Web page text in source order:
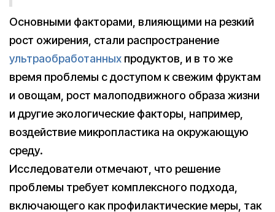
Основными факторами, влияющими на резкий
рост ожирения, стали распространение
ультраобработанных продуктов, и в то же
время проблемы с доступом к свежим фруктам
и овощам, рост малоподвижного образа жизни
и другие экологические факторы, например,
воздействие микропластика на окружающую
среду.
Исследователи отмечают, что решение
проблемы требует комплексного подхода,
включающего как профилактические меры, так